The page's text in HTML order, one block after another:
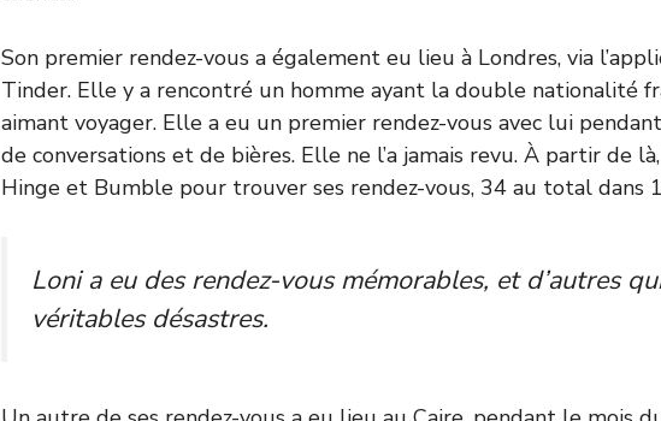
Son premier rendez-vous a également eu lieu à Londres, via
Tinder. Elle y a rencontré un homme ayant la double nationalité
aimant voyager. Elle a eu un premier rendez-vous avec lui
de conversations et de bières. Elle ne l’a jamais revu. À partir de
Hinge et Bumble pour trouver ses rendez-vous, 34 au total dans
Loni a eu des rendez-vous mémorables, et d’autres
véritables désastres.